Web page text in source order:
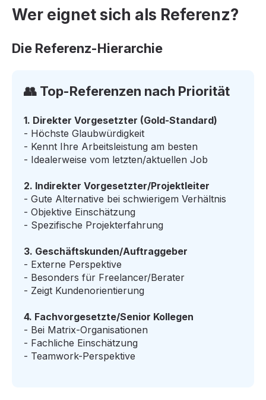
Wer eignet sich als Referenz?
Die Referenz-Hierarchie
👥 Top-Referenzen nach Priorität
1. Direkter Vorgesetzter (Gold-Standard)
- Höchste Glaubwürdigkeit
- Kennt Ihre Arbeitsleistung am besten
- Idealerweise vom letzten/aktuellen Job
2. Indirekter Vorgesetzter/Projektleiter
- Gute Alternative bei schwierigem Verhältnis
- Objektive Einschätzung
- Spezifische Projekterfahrung
3. Geschäftskunden/Auftraggeber
- Externe Perspektive
- Besonders für Freelancer/Berater
- Zeigt Kundenorientierung
4. Fachvorgesetzte/Senior Kollegen
- Bei Matrix-Organisationen
- Fachliche Einschätzung
- Teamwork-Perspektive